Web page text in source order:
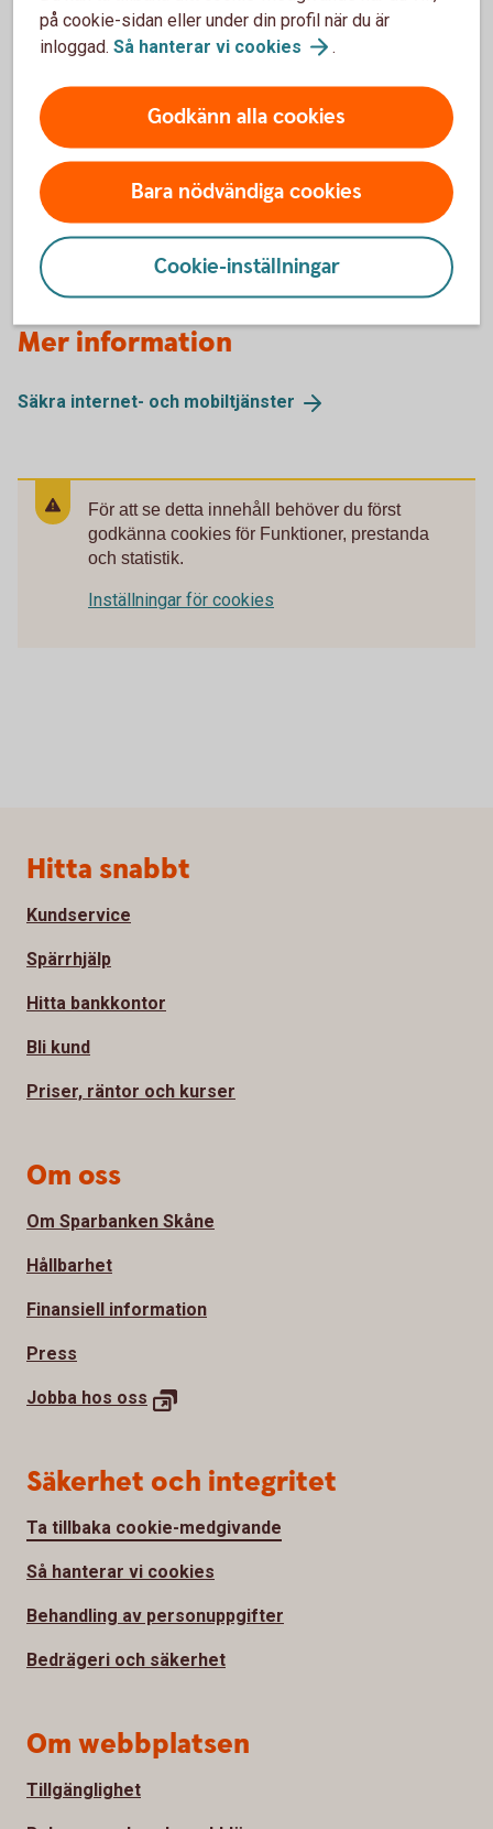
Välj 1# för självbetjäning.
Välj därefter 92# och byt din kod enligt
Så skaffar du Mobilt BankID
Även Mobilt BankID skaffar du direkt i internetbanken.
Läs mer om MobiltBankID
Mer information
Säkra internet- och mobiltjänster
För att se detta innehåll behöver du först
godkänna cookies för Funktioner, prestanda
och statistik.
Inställningar för cookies
på cookie-sidan eller under din profil när du är
inloggad. Så hanterar vi cookies .
Godkänn alla cookies
Bara nödvändiga cookies
Cookie-inställningar
Sidfot
Hitta snabbt
Kundservice
Spärrhjälp
Hitta bankkontor
Bli kund
Priser, räntor och kurser
Om oss
Om Sparbanken Skåne
Hållbarhet
Finansiell information
Press
Jobba hos oss
Säkerhet och integritet
Ta tillbaka cookie-medgivande
Så hanterar vi cookies
Behandling av personuppgifter
Bedrägeri och säkerhet
Om webbplatsen
Tillgänglighet